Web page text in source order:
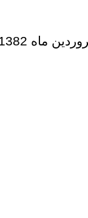
ماه 1382